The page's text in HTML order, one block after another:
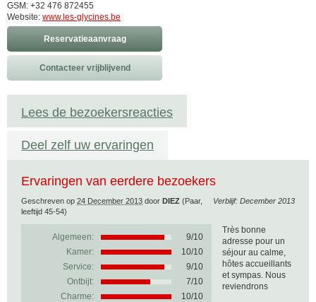
GSM: +32 476 872455
Website: www.les-glycines.be
Reservatieaanvraag
Contacteer vrijblijvend
Lees de bezoekersreacties
Deel zelf uw ervaringen
Ervaringen van eerdere bezoekers
Verblijf: December 2013
Geschreven op 24 December 2013 door DIEZ (Paar,
leeftijd 45-54)
Algemeen: 9/10
Kamer:
10/10
Service:
9/10
Ontbijt:
7/10
Charme:
10/10
Très bonne
adresse pour un
séjour au calme,
hôtes accueillants
et sympas. Nous
reviendrons